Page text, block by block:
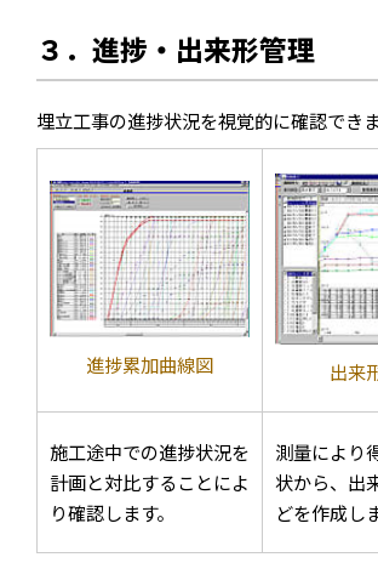
３．進捗・出来形管理
埋立工事の進捗状況を視覚的に確認できま
進捗累加曲線図 出来
施工途中での進捗状況を
計画と対比することによ
り確認します。
測量により
状から、出
どを作成し